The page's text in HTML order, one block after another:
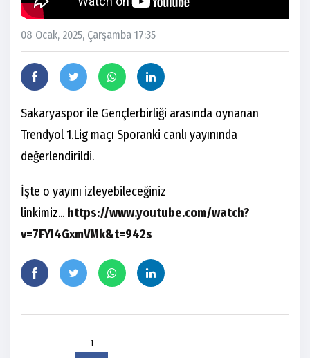
08 Ocak, 2025, Çarşamba 17:35
Sakaryaspor ile Gençlerbirliği arasında oynanan
Trendyol 1.Lig maçı Sporanki canlı yayınında
değerlendirildi.
İşte o yayını izleyebileceğiniz
linkimiz... https://www.youtube.com/watch?
v=7FYI4GxmVMk&t=942s
1